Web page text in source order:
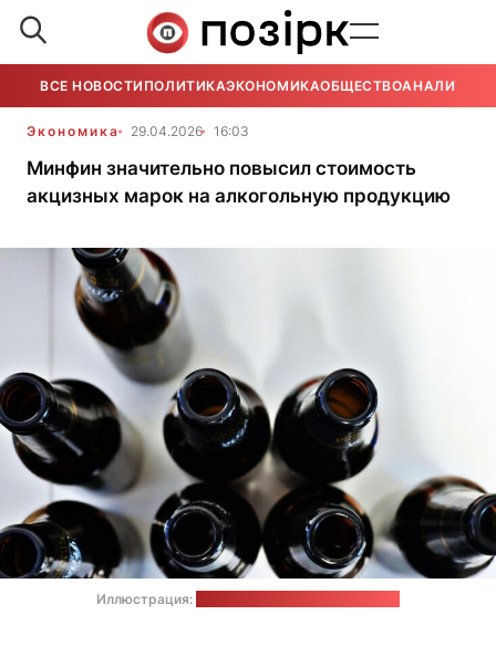
ВСЕ НОВОСТИ ПОЛИТИКАЭКОНОМИКАОБЩЕСТВОАНАЛИТИКА
Экономика 29.04.2026 16:03
Минфин значительно повысил стоимость
акцизных марок на алкогольную продукцию
Иллюстрация: